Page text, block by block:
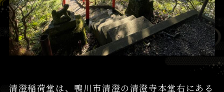
清澄稲荷堂は、鴨川市清澄の清澄寺本堂右にある